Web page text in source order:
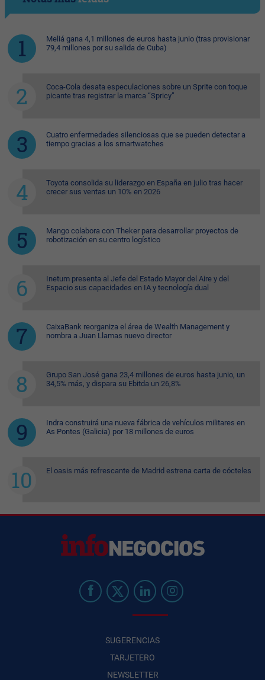
Meliá gana 4,1 millones de euros hasta junio (tras provisionar
79,4 millones por su salida de Cuba)
Coca-Cola desata especulaciones sobre un Sprite con toque
picante tras registrar la marca “Spricy”
Cuatro enfermedades silenciosas que se pueden detectar a
tiempo gracias a los smartwatches
Toyota consolida su liderazgo en España en julio tras hacer
crecer sus ventas un 10% en 2026
Mango colabora con Theker para desarrollar proyectos de
robotización en su centro logístico
Inetum presenta al Jefe del Estado Mayor del Aire y del
Espacio sus capacidades en IA y tecnología dual
CaixaBank reorganiza el área de Wealth Management y
nombra a Juan Llamas nuevo director
Grupo San José gana 23,4 millones de euros hasta junio, un
34,5% más, y dispara su Ebitda un 26,8%
Indra construirá una nueva fábrica de vehículos militares en
As Pontes (Galicia) por 18 millones de euros
El oasis más refrescante de Madrid estrena carta de cócteles
SUGERENCIAS
TARJETERO
NEWSLETTER